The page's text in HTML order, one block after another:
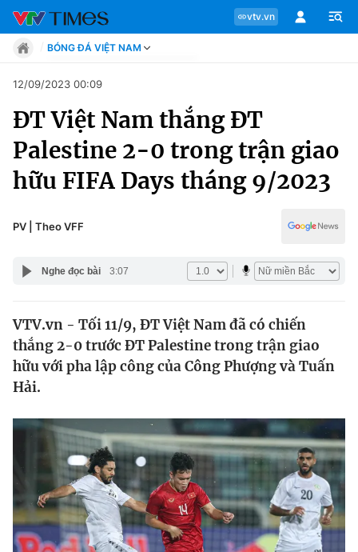
vtv.vn
Chuyên mục
Tin tức
Sự kiện
Bóng đá
Thể thao Điện tử
Các môn khác
VIDEO
BÓNG ĐÁ VIỆT NAM
Move
Phong cách
Chân dung
Sự kiện
Bóng đá
12/09/2023 00:09
ĐT Việt Nam thắng ĐT
Palestine 2-0 trong trận giao
hữu FIFA Days tháng 9/2023
PV | Theo VFF
Nghe đọc bài 3:07
VTV.vn - Tối 11/9, ĐT Việt Nam đã có chiến
thắng 2-0 trước ĐT Palestine trong trận giao
hữu với pha lập công của Công Phượng và Tuấn
Hải.